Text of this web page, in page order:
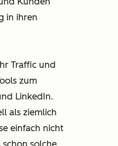
in ihren
Traffic und
zum
LinkedIn.
als ziemlich
einfach nicht